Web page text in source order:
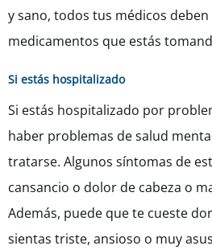
y sano, todos tus médicos
medicamentos que estás
Si estás hospitalizado
Si estás hospitalizado por
haber problemas de salud
tratarse. Algunos síntomas de
cansancio o dolor de cabeza o
Además, puede que te cueste
sientas triste, ansioso o muy